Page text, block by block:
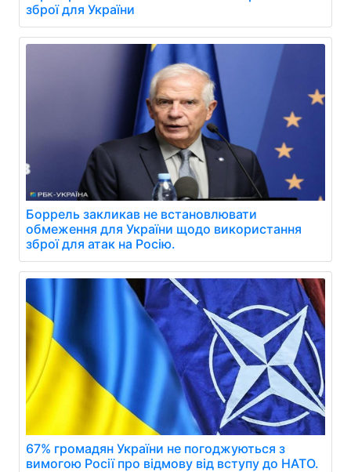
зброї для України
Боррель закликав не встановлювати
обмеження для України щодо використання
зброї для атак на Росію.
67% громадян України не погоджуються з
вимогою Росії про відмову від вступу до НАТО.